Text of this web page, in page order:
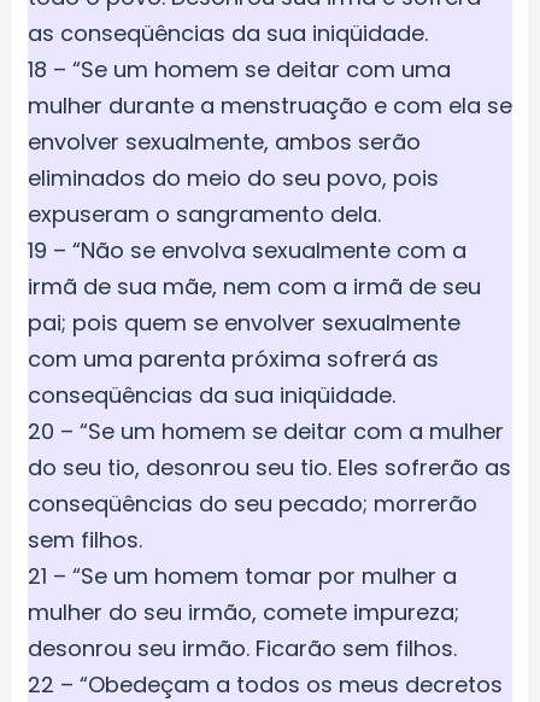
as conseqüências da sua iniqüidade.
18 – “Se um homem se deitar com uma
mulher durante a menstruação e com ela se
envolver sexualmente, ambos serão
eliminados do meio do seu povo, pois
expuseram o sangramento dela.
19 – “Não se envolva sexualmente com a
irmã de sua mãe, nem com a irmã de seu
pai; pois quem se envolver sexualmente
com uma parenta próxima sofrerá as
conseqüências da sua iniqüidade.
20 – “Se um homem se deitar com a mulher
do seu tio, desonrou seu tio. Eles sofrerão as
conseqüências do seu pecado; morrerão
sem filhos.
21 – “Se um homem tomar por mulher a
mulher do seu irmão, comete impureza;
desonrou seu irmão. Ficarão sem filhos.
22 – “Obedeçam a todos os meus decretos